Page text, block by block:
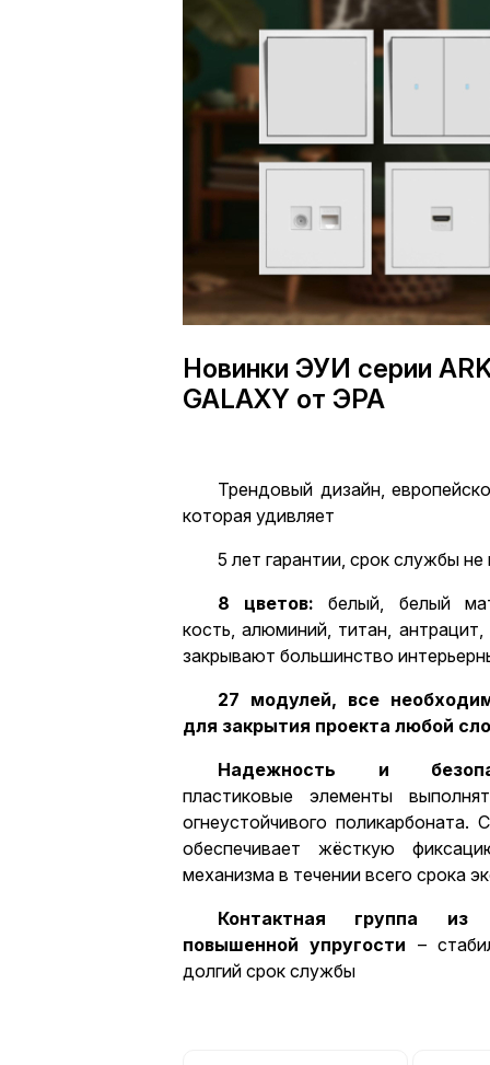
Новинки ЭУИ серии
GALAXY от ЭРА
Трендовый дизайн,
которая удивляет
5 лет гарантии, срок службы не
8 цветов: белый, белый
кость, алюминий, титан,
закрывают большинство
27 модулей, все
для закрытия проекта любой
Надежность и
пластиковые элементы
огнеустойчивого поликарбоната.
обеспечивает жёсткую
механизма в течении всего срока
Контактная группа из
повышенной упругости –
долгий срок службы